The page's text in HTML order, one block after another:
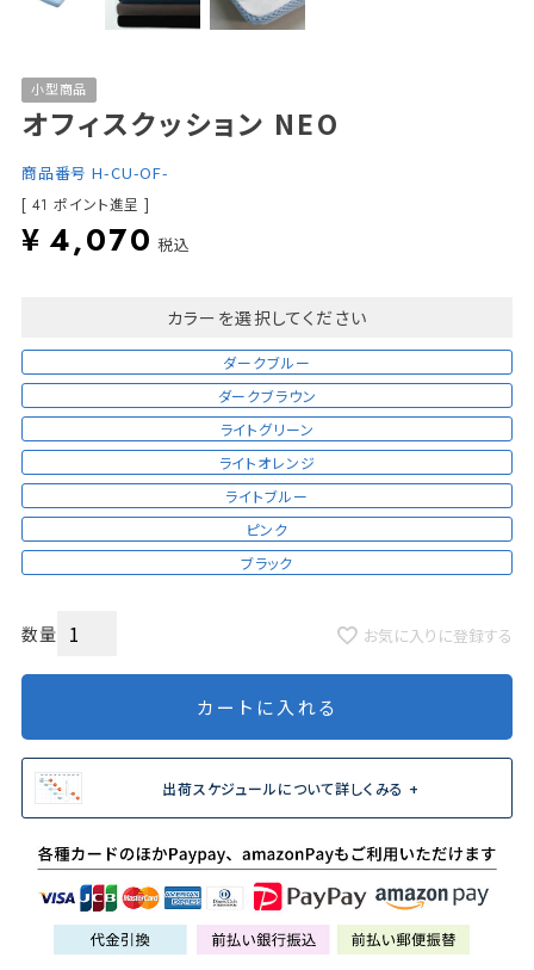
小型商品
オフィスクッション NEO
商品番号 H-CU-OF-
[ 41 ポイント進呈 ]
¥ 4,070 税込
カラー
ダークブルー
ダークブラウン
ライトグリーン
ライトオレンジ
ライトブルー
ピンク
ブラック
お気に入りに登録する
カートに入れる
出荷スケジュールについて詳しくみる +